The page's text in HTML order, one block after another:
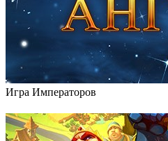
Игра Императоров